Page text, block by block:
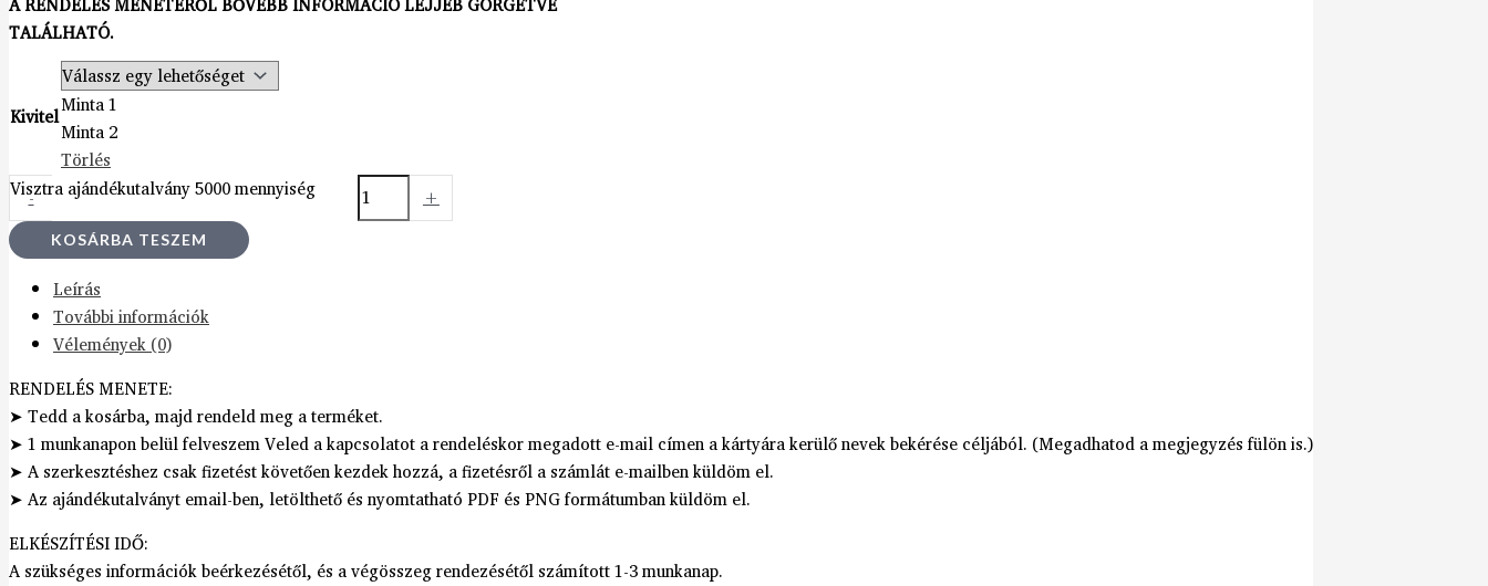
TALÁLHATÓ.
KivitelMinta 1
Minta 2
Törlés
-
Visztra ajándékutalvány 5000 mennyiség +
KOSÁRBA TESZEM
Leírás
További információk
Vélemények (0)
RENDELÉS MENETE:
➤ Tedd a kosárba, majd rendeld meg a terméket.
➤ 1 munkanapon belül felveszem Veled a kapcsolatot a rendeléskor megadott e-mail címen a kártyára kerülő nevek bekérése céljából. (Megadhatod a megjegyzés fülön is.)
➤ A szerkesztéshez csak fizetést követően kezdek hozzá, a fizetésről a számlát e-mailben küldöm el.
➤ Az ajándékutalványt email-ben, letölthető és nyomtatható PDF és PNG formátumban küldöm el.
ELKÉSZÍTÉSI IDŐ:
A szükséges információk beérkezésétől, és a végösszeg rendezésétől számított 1-3 munkanap.